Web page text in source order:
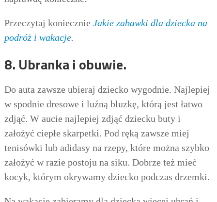
Przeczytaj koniecznie Jakie zabawki dla dziecka na
podróż i wakacje.
8. Ubranka i obuwie.
Do auta zawsze ubieraj dziecko wygodnie. Najlepiej
w spodnie dresowe i luźną bluzkę, którą jest łatwo
zdjąć. W aucie najlepiej zdjąć dziecku buty i
założyć ciepłe skarpetki. Pod ręką zawsze miej
tenisówki lub adidasy na rzepy, które można szybko
założyć w razie postoju na siku. Dobrze też mieć
kocyk, którym okrywamy dziecko podczas drzemki.